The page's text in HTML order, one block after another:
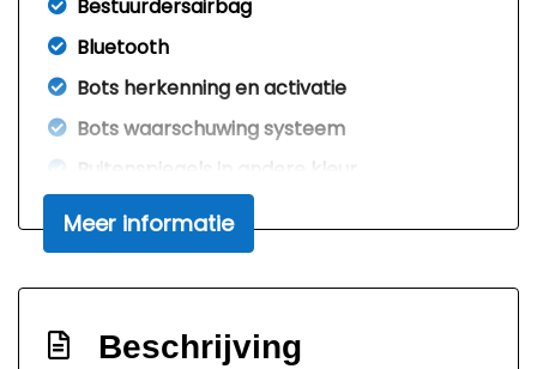
Bestuurdersairbag
Bluetooth
Bots herkenning en activatie
Bots waarschuwing systeem
Buitenspiegels in andere kleur
Connected services
Dodehoek detectie
Draadloze telefoonlader
Elektrisch bedienbare achterklep met
sensorsturing
Meer informatie
Beschrijving